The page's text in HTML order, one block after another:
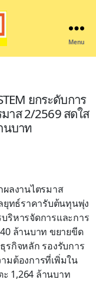
Menu
ยกระดับการ
าส 2/2569 สดใส
นบาท
ผลงานไตรมาส
ยุทธ์ราคารับต้นทุนพุ่ง
บริหารจัดการและการ
ล้านบาท ขยายขีด
รกิจหลัก รองรับการ
มต้องการที่เพิ่มใน
1,264 ล้านบาท